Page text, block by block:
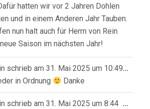
hatten wir vor 2 Jahren Dohlen
und in einem Anderen Jahr Tauben.
nun halt auch für Herrn von Rein
Saison im nächsten Jahr!
schrieb am 31. Mai 2025 um 10:49
in Ordnung
Danke
...
ein-/
schrieb am 31. Mai 2025 um 8:44 ...